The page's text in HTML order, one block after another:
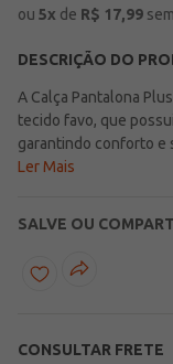
ou 5x de R$ 17,99
DESCRIÇÃO DO
A Calça Pantalona
tecido favo, que
garantindo conforto e
valoriza a silhueta e
size.
Ler Mais
SALVE OU
CONSULTAR FRETE